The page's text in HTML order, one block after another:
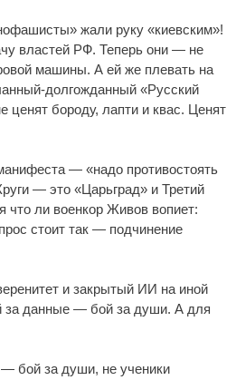
жали руку «киевским»!
властей РФ. Теперь они — не
машины. А ей же плевать на
долгожданный «Русский
бороду, лапти и квас. Ценят
— «надо противостоять
— это «Царьград» и Третий
что ли военкор Живов вопиет:
стоит так — подчинение
и закрытый ИИ на иной
за данные — бой за души. А для
бой за души, не ученики